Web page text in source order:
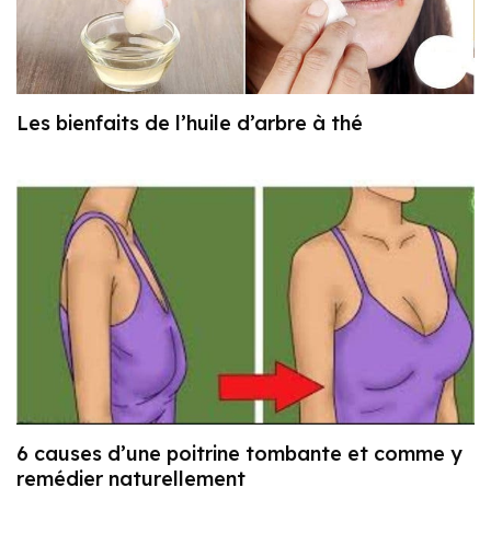
Les bienfaits de l’huile d’arbre à thé
6 causes d’une poitrine tombante et comme y
remédier naturellement